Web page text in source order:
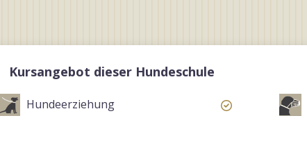
Kursangebot dieser Hundeschule
Hundeerziehung